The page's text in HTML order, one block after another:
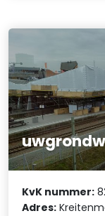
KvK nummer:
Adres: